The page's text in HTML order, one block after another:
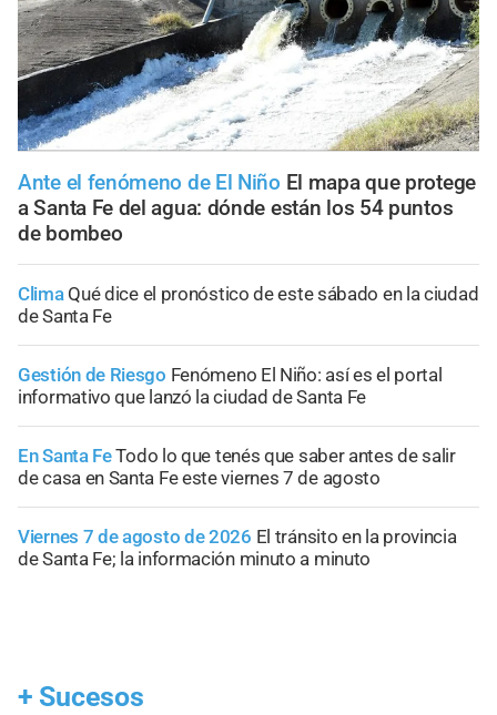
Ante el fenómeno de El Niño El mapa que protege
a Santa Fe del agua: dónde están los 54 puntos
de bombeo
Clima Qué dice el pronóstico de este sábado en la ciudad
de Santa Fe
Gestión de Riesgo Fenómeno El Niño: así es el portal
informativo que lanzó la ciudad de Santa Fe
En Santa FeTodo lo que tenés que saber antes de salir
de casa en Santa Fe este viernes 7 de agosto
Viernes 7 de agosto de 2026 El tránsito en la provincia
de Santa Fe; la información minuto a minuto
+ Sucesos